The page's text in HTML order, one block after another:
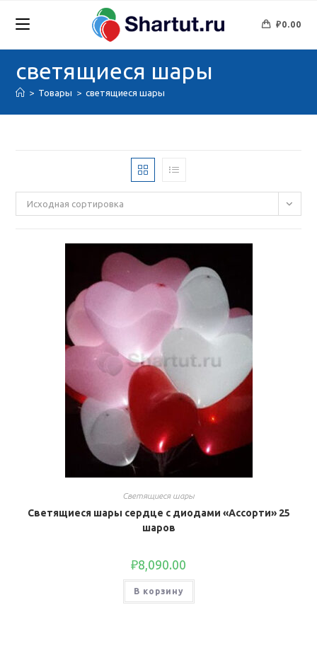
₽0.00
светящиеся шары
> Товары > светящиеся шары
Исходная сортировка
Светящиеся шары
Светящиеся шары сердце с диодами «Ассорти» 25
шаров
₽8,090.00
В корзину